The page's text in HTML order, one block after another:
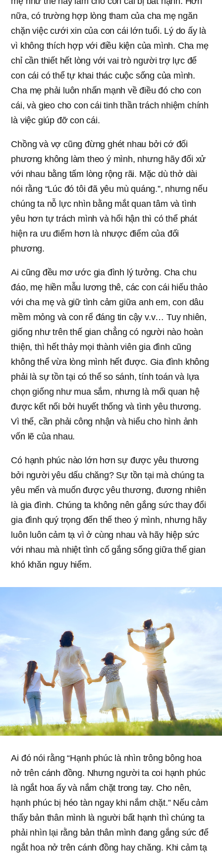
nữa, có trường hợp lòng tham của cha mẹ ngăn
chặn việc cưới xin của con cái lớn tuổi. Lý do ấy là
vì không thích hợp với điều kiện của mình. Cha mẹ
chỉ cần thiết hết lòng với vai trò người trợ lực để
con cái có thể tự khai thác cuộc sống của mình.
Cha mẹ phải luôn nhấn mạnh về điều đó cho con
cái, và gieo cho con cái tinh thần trách nhiệm chính
là việc giúp đỡ con cái.
Chồng và vợ cũng đừng ghét nhau bởi cớ đối
phương không làm theo ý mình, nhưng hãy đối xử
với nhau bằng tấm lòng rộng rãi. Mặc dù thở dài
nói rằng “Lúc đó tôi đã yêu mù quáng.”, nhưng nếu
chúng ta nỗ lực nhìn bằng mắt quan tâm và tình
yêu hơn tự trách mình và hối hận thì có thể phát
hiện ra ưu điểm hơn là nhược điểm của đối
phương.
Ai cũng đều mơ ước gia đình lý tưởng. Cha chu
đáo, mẹ hiền mẫu lương thê, các con cái hiếu thảo
với cha mẹ và giữ tình cảm giữa anh em, con dâu
mềm mỏng và con rể đáng tin cậy v.v… Tuy nhiên,
giống như trên thế gian chẳng có người nào hoàn
thiện, thì hết thảy mọi thành viên gia đình cũng
không thể vừa lòng mình hết được. Gia đình không
phải là sự tồn tại có thể so sánh, tính toán và lựa
chọn giống như mua sắm, nhưng là mối quan hệ
được kết nối bởi huyết thống và tình yêu thương.
Vì thế, cần phải công nhận và hiểu cho hình ảnh
vốn lẽ của nhau.
Có hạnh phúc nào lớn hơn sự được yêu thương
bởi người yêu dấu chăng? Sự tồn tại mà chúng ta
yêu mến và muốn được yêu thương, đương nhiên
là gia đình. Chúng ta không nên gắng sức thay đổi
gia đình quý trọng đến thế theo ý mình, nhưng hãy
luôn luôn cảm tạ vì ở cùng nhau và hãy hiệp sức
với nhau mà nhiệt tình cố gắng sống giữa thế gian
khó khăn nguy hiểm.
Ai đó nói rằng “Hạnh phúc là nhìn trông bông hoa
nở trên cánh đồng. Nhưng người ta coi hạnh phúc
là ngắt hoa ấy và nắm chặt trong tay. Cho nên,
hạnh phúc bị héo tàn ngay khi nắm chặt.” Nếu cảm
thấy bản thân mình là người bất hạnh thì chúng ta
phải nhìn lại rằng bản thân mình đang gắng sức để
ngắt hoa nở trên cánh đồng hay chăng. Khi cảm tạ